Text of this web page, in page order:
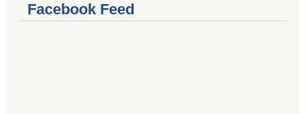
Facebook Feed